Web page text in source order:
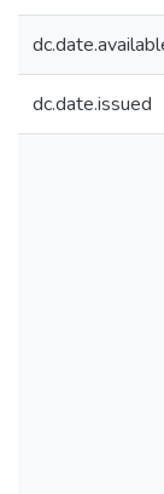
dc.date.issued